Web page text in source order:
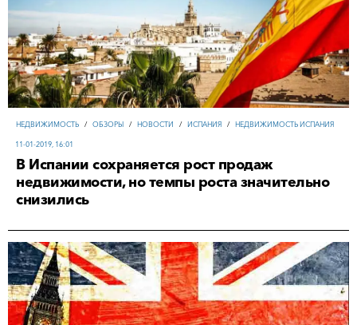
НЕДВИЖИМОСТЬ / ОБЗОРЫ / НОВОСТИ / ИСПАНИЯ / НЕДВИЖИМОСТЬ ИСПАНИЯ
11-01-2019, 16:01
В Испании сохраняется рост продаж
недвижимости, но темпы роста значительно
снизились